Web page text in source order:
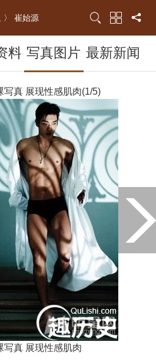
崔始源
料 写真图片 最新新闻
真 展现性感肌肉(1/5)
写真 展现性感肌肉